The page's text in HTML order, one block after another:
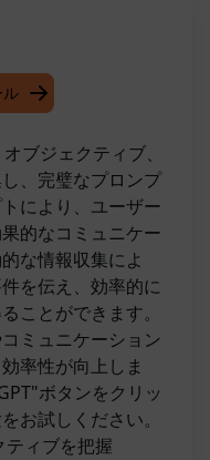
ブジェクティブ、
、完璧なプロンプ
により、ユーザー
的なコミュニケー
な情報収集によ
を伝え、効率的に
ことができます。
ミュニケーション
率性が向上しま
ボタンをクリッ
お試しください。
ィブを把握